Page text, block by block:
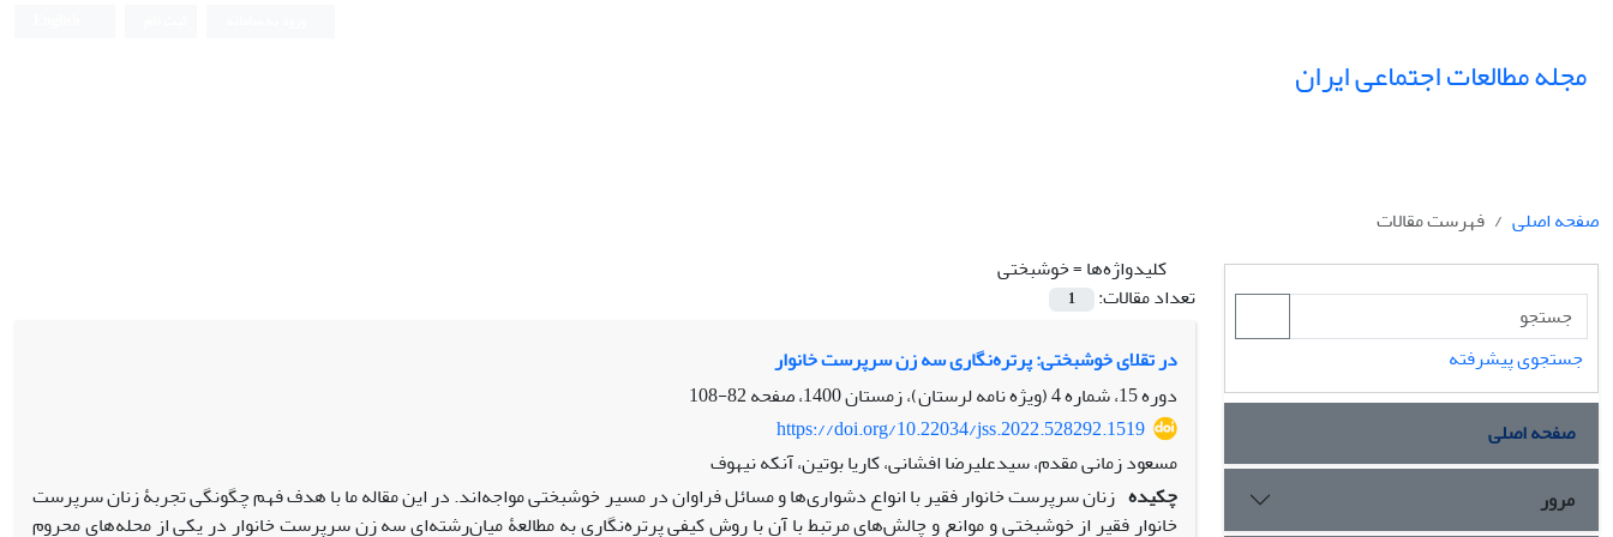
مجله مطالعات اجتماعی ایران
صفحه اصلی
فهرست مقالات
کلیدواژه‌ها =خوشبختی
تعداد مقالات:
1
در تقلای خوشبختی: پرتره‌نگاری سه زن سرپرست خانوار
دوره 15، شماره 4 (ویژه نامه لرستان)، زمستان 1400، صفحه
82-108
https://doi.org/10.22034/jss.2022.528292.1519
مسعود زمانی مقدم، سیدعلیرضا افشانی، کاریا بوتین، آنکه نیهوف
چکیده زنان سرپرست خانوار فقیر با انواع دشواری‌ها و مسائل فراوان در مسیر خوشبختی مواجه‌اند. در این مقاله ما با هدف فهم چگونگی تجربۀ زنان سرپرست
خانوار فقیر از خوشبختی و موانع و چالش‌های مرتبط با آن با روش کیفی پرتره‌نگاری به مطالعۀ میان‌رشته‌ای سه زن سرپرست خانوار در یکی از محله‌های محروم
جستجوی پیشرفته
صفحه اصلی
مرور